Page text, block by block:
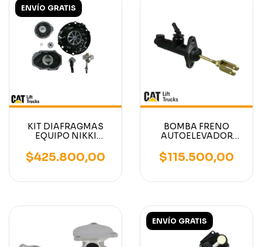
ENVÍO GRATIS
KIT DIAFRAGMAS
EQUIPO NIKKI
CATERPILLAR /
MITSUBISHI
$425.800,00
BOMBA FRENO
AUTOELEVADOR
1.5TN-3.0TN
$115.500,00
ENVÍO GRATIS